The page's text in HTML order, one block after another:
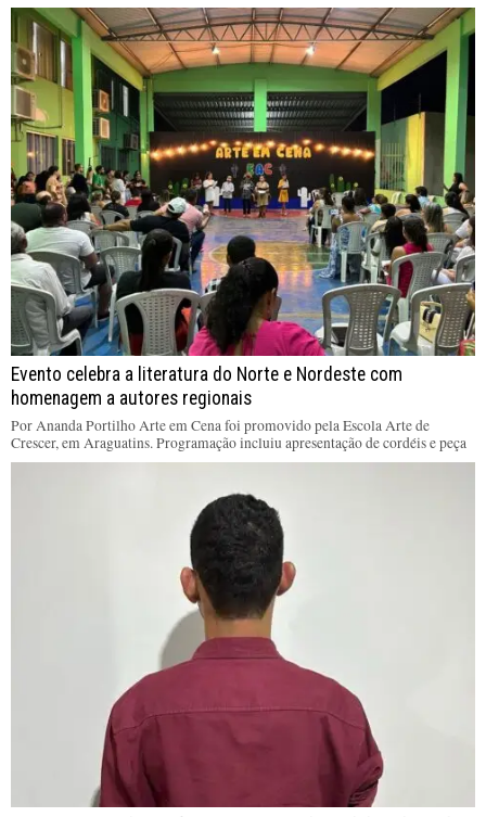
Evento celebra a literatura do Norte e Nordeste com
homenagem a autores regionais
Por Ananda Portilho Arte em Cena foi promovido pela Escola Arte de
Crescer, em Araguatins. Programação incluiu apresentação de cordéis e peça